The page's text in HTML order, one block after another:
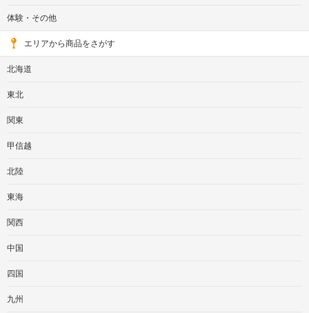
体験・その他
エリアから商品をさがす
北海道
東北
関東
甲信越
北陸
東海
関西
中国
四国
九州